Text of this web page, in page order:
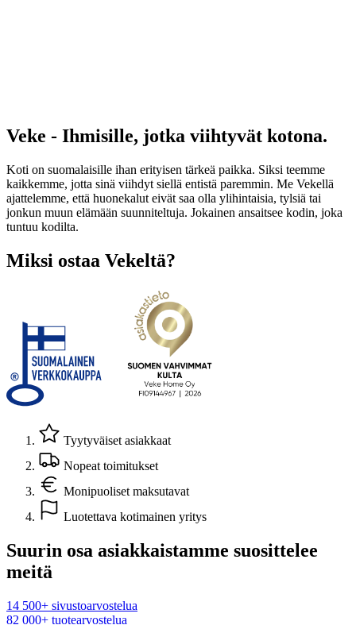
Veke - Ihmisille, jotka viihtyvät kotona.
Koti on suomalaisille ihan erityisen tärkeä paikka. Siksi teemme
kaikkemme, jotta sinä viihdyt siellä entistä paremmin. Me Vekellä
ajattelemme, että huonekalut eivät saa olla ylihintaisia, tylsiä tai
jonkun muun elämään suunniteltuja. Jokainen ansaitsee kodin, joka
tuntuu kodilta.
Miksi ostaa Vekeltä?
Tyytyväiset asiakkaat
Nopeat toimitukset
Monipuoliset maksutavat
Luotettava kotimainen yritys
Suurin osa asiakkaistamme suosittelee
meitä
14 500+ sivustoarvostelua
82 000+ tuotearvostelua